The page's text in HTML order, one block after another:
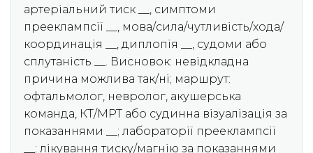
артеріальний тиск __, симптоми
прееклампсії __, мова/сила/чутливість/хода/
координація __, диплопія __, судоми або
сплутаність __. Висновок: невідкладна
причина можлива так/ні; маршрут:
офтальмолог, невролог, акушерська
команда, КТ/МРТ або судинна візуалізація за
показаннями __; лабораторії прееклампсії
__; лікування тиску/магнію за показаннями